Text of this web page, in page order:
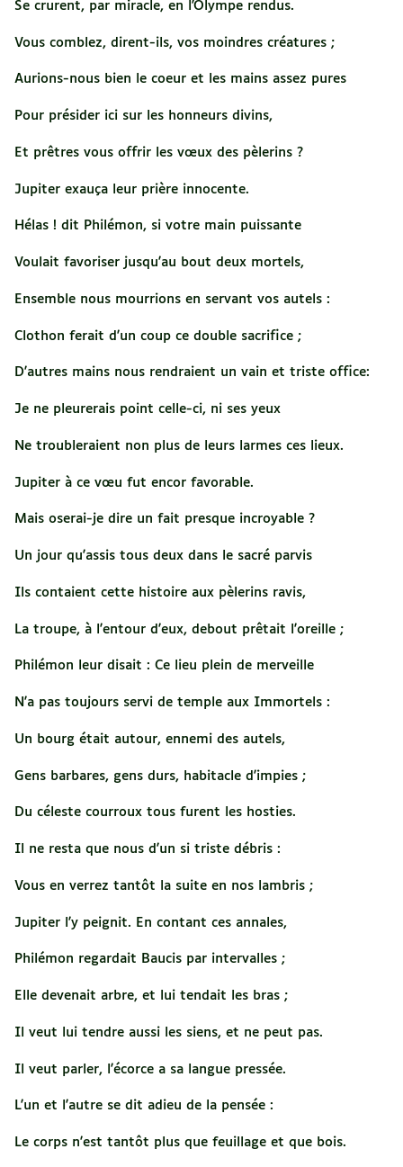
Se crurent, par miracle, en l'Olympe rendus.
Vous comblez, dirent-ils, vos moindres créatures ;
Aurions-nous bien le coeur et les mains assez pures
Pour présider ici sur les honneurs divins,
Et prêtres vous offrir les vœux des pèlerins ?
Jupiter exauça leur prière innocente.
Hélas ! dit Philémon, si votre main puissante
Voulait favoriser jusqu'au bout deux mortels,
Ensemble nous mourrions en servant vos autels :
Clothon ferait d'un coup ce double sacrifice ;
D'autres mains nous rendraient un vain et triste office:
Je ne pleurerais point celle-ci, ni ses yeux
Ne troubleraient non plus de leurs larmes ces lieux.
Jupiter à ce vœu fut encor favorable.
Mais oserai-je dire un fait presque incroyable ?
Un jour qu'assis tous deux dans le sacré parvis
Ils contaient cette histoire aux pèlerins ravis,
La troupe, à l'entour d'eux, debout prêtait l'oreille ;
Philémon leur disait : Ce lieu plein de merveille
N'a pas toujours servi de temple aux Immortels :
Un bourg était autour, ennemi des autels,
Gens barbares, gens durs, habitacle d'impies ;
Du céleste courroux tous furent les hosties.
Il ne resta que nous d'un si triste débris :
Vous en verrez tantôt la suite en nos lambris ;
Jupiter l'y peignit. En contant ces annales,
Philémon regardait Baucis par intervalles ;
Elle devenait arbre, et lui tendait les bras ;
Il veut lui tendre aussi les siens, et ne peut pas.
Il veut parler, l'écorce a sa langue pressée.
L'un et l'autre se dit adieu de la pensée :
Le corps n'est tantôt plus que feuillage et que bois.